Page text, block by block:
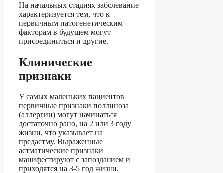
На начальных стадиях заболевание
характеризуется тем, что к
первичным патогенетическим
факторам в будущем могут
присоединиться и другие.
Клинические
признаки
У самых маленьких пациентов
первичные признаки поллиноза
(аллергии) могут начинаться
достаточно рано, на 2 или 3 году
жизни, что указывает на
предастму. Выраженные
астматические признаки
манифестируют с запозданием и
приходятся на 3-5 год жизни.